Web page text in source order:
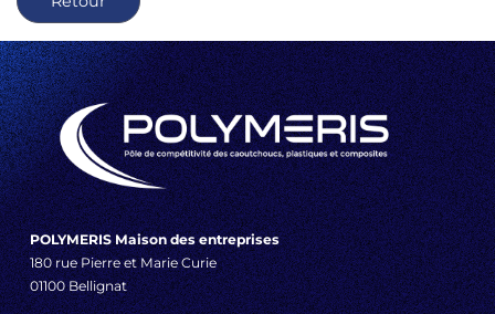
POLYMERIS Maison des entreprises
180 rue Pierre et Marie Curie
01100 Bellignat